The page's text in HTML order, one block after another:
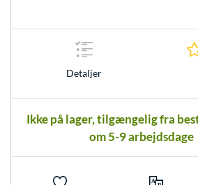
Detaljer
Ikke på lager, tilgængelig fra
om 5-9 arbejdsdage